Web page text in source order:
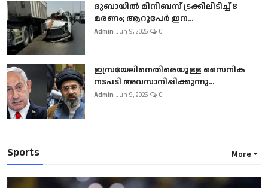
ദുബായിൽ മിനിബസ്​ ട്രക്കിലിടിച്ച് 8
മരണം; ആറുപേർ ഇന...
Admin Jun 9, 2026 0
ഇസ്രയേലിനെതിരെയുള്ള സൈനിക
നടപടി അവസാനിപ്പിക്കുന്നു...
Admin Jun 9, 2026 0
Sports More